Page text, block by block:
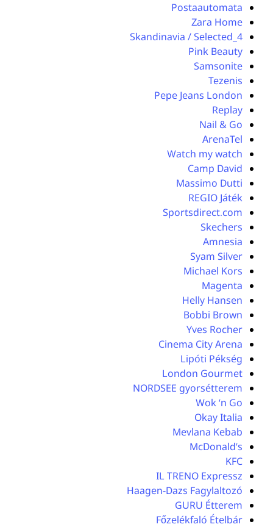
Postaautomata
Zara Home
4_Skandinavia / Selected
Pink Beauty
Samsonite
Tezenis
Pepe Jeans London
Replay
Nail & Go
ArenaTel
Watch my watch
Camp David
Massimo Dutti
REGIO Játék
Sportsdirect.com
Skechers
Amnesia
Syam Silver
Michael Kors
Magenta
Helly Hansen
Bobbi Brown
Yves Rocher
Cinema City Arena
Lipóti Pékség
London Gourmet
NORDSEE gyorsétterem
Wok ‘n Go
Okay Italia
Mevlana Kebab
McDonald’s
KFC
IL TRENO Expressz
Haagen-Dazs Fagylaltozó
GURU Étterem
Főzelékfaló Ételbár